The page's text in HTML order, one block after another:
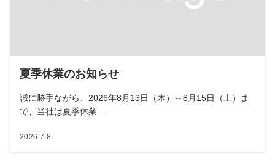
夏季休業のお知らせ
誠に勝手ながら、2026年8月13日（木）～8月15日（土）ま
で、当社は夏季休業...
2026.7.8